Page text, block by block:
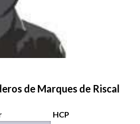
de Marques de Riscal
HCP